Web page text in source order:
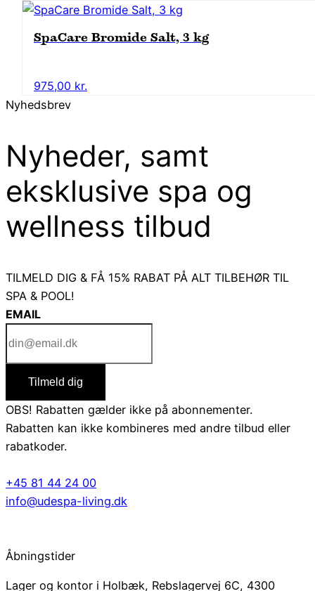
vare
flere
varesiden
SpaCare Bromide Salt, 3 kg
975,00 kr.
Nyhedsbrev
Nyheder, samt
eksklusive spa og
wellness tilbud
TILMELD DIG & FÅ 15% RABAT PÅ ALT TILBEHØR TIL
SPA & POOL!
EMAIL
Tilmeld dig
OBS! Rabatten gælder ikke på abonnementer.
Rabatten kan ikke kombineres med andre tilbud eller
rabatkoder.
+45 81 44 24 00
info@udespa-living.dk
Åbningstider
Lager og kontor i Holbæk, Rebslagervej 6C, 4300